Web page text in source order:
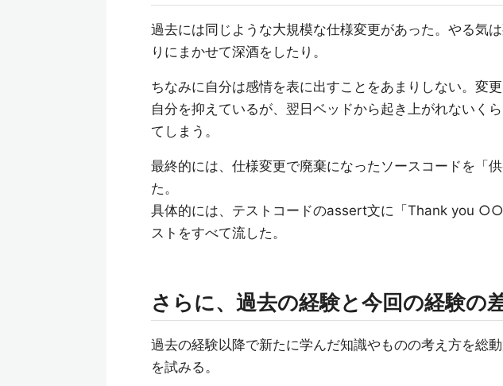
過去には同じような大規模な仕様変更があった。やる気
りにまかせて深酒をしたり。
ちなみに自分は感情を表に出すことをあまりしない。変
自分を抑えているが、翌日ベッドから起き上がれないく
てしまう。
最終的には、仕様変更で廃棄になったソースコードを「
た。
具体的には、テストコードのassert文に「Thank you
ストをすべて流した。
さらに、過去の経験と今回の経験の
過去の経験以降で新たに学んだ知識やものの考え方を総
を試みる。